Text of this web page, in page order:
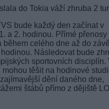
do Tokia váží zhruba 2
bude každý den začínat v
a 2. hodinou. Přímé přenosy
během celého dne až do
Následovat bude
sportovních disciplín.
těšit na hodinové
dění daného dne,
štábů přímo z dějiště